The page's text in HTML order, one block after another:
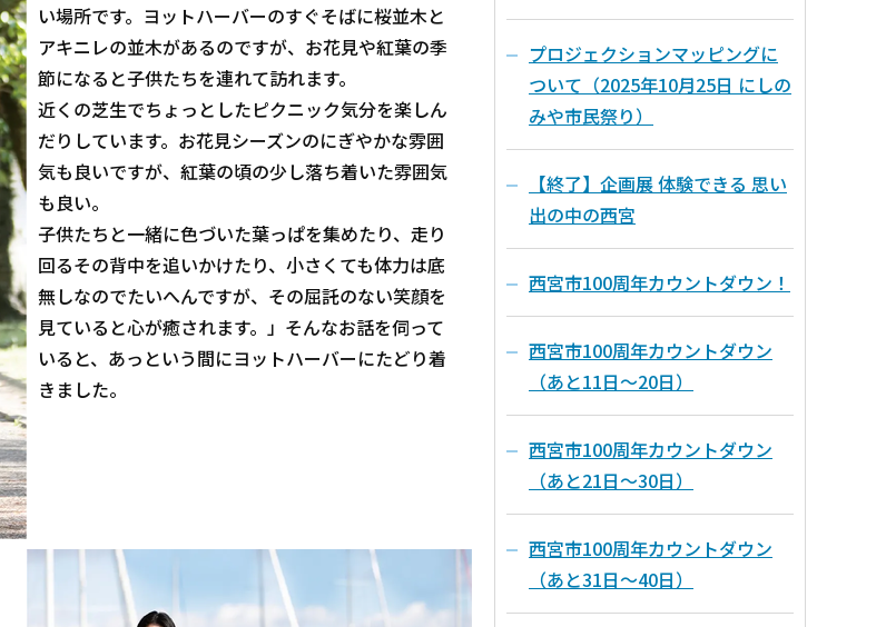
い場所です。ヨットハーバーのすぐそばに桜並木と
アキニレの並木があるのですが、お花見や紅葉の季
節になると子供たちを連れて訪れます。
近くの芝生でちょっとしたピクニック気分を楽しん
だりしています。お花見シーズンのにぎやかな雰囲
気も良いですが、紅葉の頃の少し落ち着いた雰囲気
も良い。
子供たちと一緒に色づいた葉っぱを集めたり、走り
回るその背中を追いかけたり、小さくても体力は底
無しなのでたいへんですが、その屈託のない笑顔を
見ていると心が癒されます。」そんなお話を伺って
いると、あっという間にヨットハーバーにたどり着
きました。
プロジェクションマッピングに
ついて（2025年10月25日 にしの
みや市民祭り）
【終了】企画展 体験できる 思い
出の中の西宮
西宮市100周年カウントダウン！
西宮市100周年カウントダウン
（あと11日～20日）
西宮市100周年カウントダウン
（あと21日～30日）
西宮市100周年カウントダウン
（あと31日～40日）